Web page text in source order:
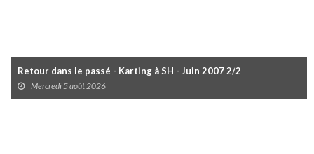
Retour dans le passé - Karting à SH - Juin 2007 2/2
Mercredi 5 août 2026